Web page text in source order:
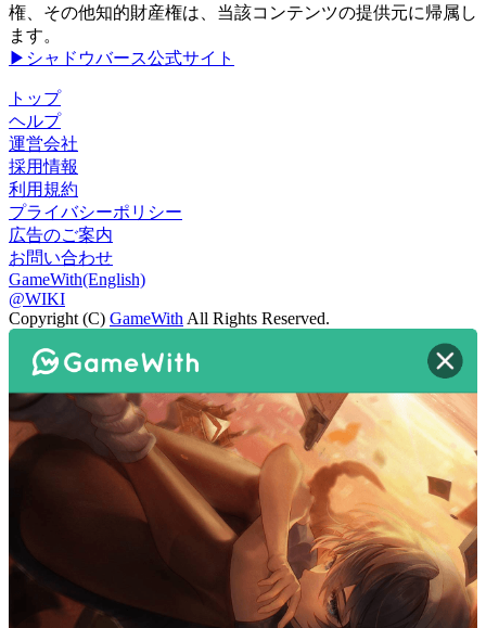
権、その他知的財産権は、当該コンテンツの提供元に帰属し
ます。
▶シャドウバース公式サイト
トップ
ヘルプ
運営会社
採用情報
利用規約
プライバシーポリシー
広告のご案内
お問い合わせ
GameWith(English)
@WIKI
Copyright (C) GameWith All Rights Reserved.